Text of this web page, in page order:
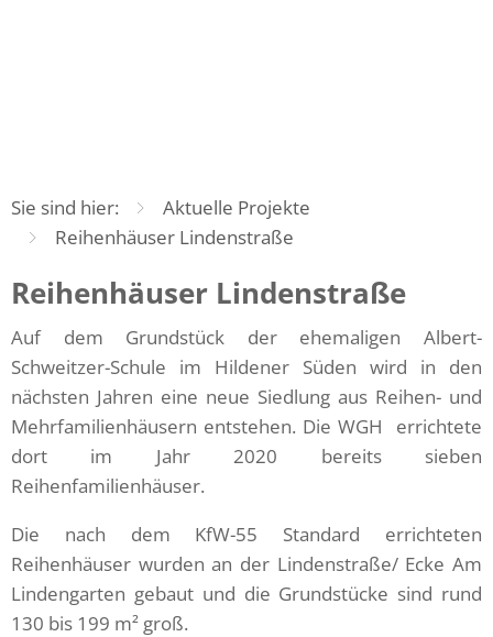
Sie sind hier:
Aktuelle Projekte
Reihenhäuser Lindenstraße
Reihenhäuser
Lindenstraße
Reihenhäuser Lindenstraße
Auf dem Grundstück der ehemaligen Albert-
Schweitzer-Schule im Hildener Süden wird in den
nächsten Jahren eine neue Siedlung aus Reihen- und
Mehrfamilienhäusern entstehen. Die WGH errichtete
dort im Jahr 2020 bereits sieben
Reihenfamilienhäuser.
Die nach dem KfW-55 Standard errichteten
Reihenhäuser wurden an der Lindenstraße/ Ecke Am
Lindengarten gebaut und die Grundstücke sind rund
130 bis 199 m² groß.